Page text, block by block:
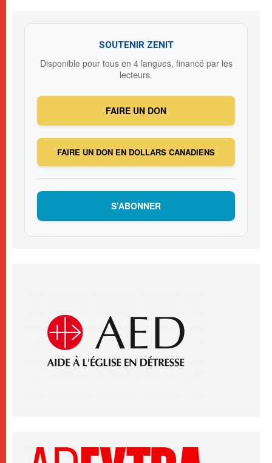
SOUTENIR ZENIT
Disponible pour tous en 4 langues, financé par les
lecteurs.
FAIRE UN DON
FAIRE UN DON EN DOLLARS CANADIENS
S’ABONNER